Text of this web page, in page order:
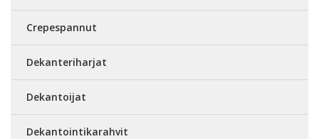
Crepespannut
Dekanteriharjat
Dekantoijat
Dekantointikarahvit